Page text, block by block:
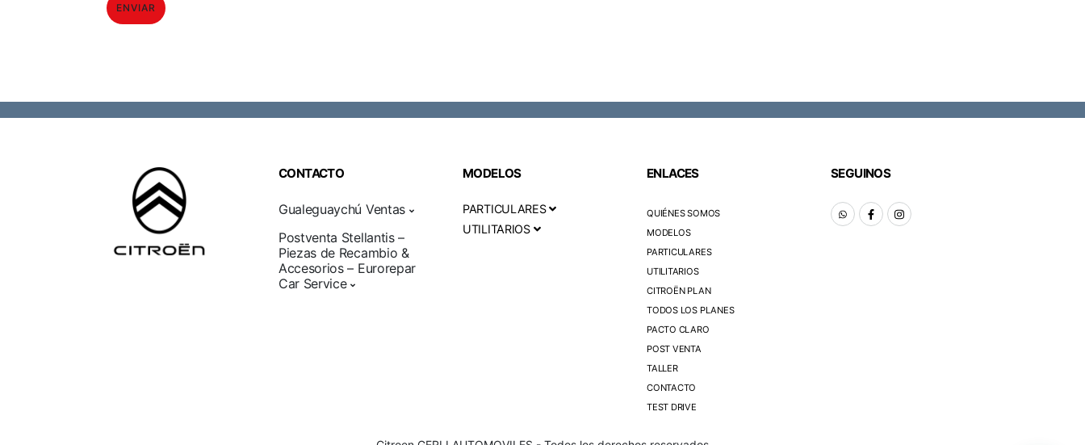
ENVIAR
CONTACTO
Gualeguaychú Ventas
Postventa Stellantis –
Piezas de Recambio &
Accesorios – Eurorepar
Car Service
MODELOS
PARTICULARES
UTILITARIOS
ENLACES
QUIÉNES SOMOS
MODELOS
PARTICULARES
UTILITARIOS
CITROËN PLAN
TODOS LOS PLANES
PACTO CLARO
POST VENTA
TALLER
CONTACTO
TEST DRIVE
SEGUINOS